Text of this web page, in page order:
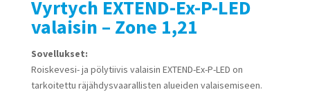
Vyrtych EXTEND-Ex-P-LED
valaisin – Zone 1,21
Sovellukset:
Roiskevesi- ja pölytiivis valaisin EXTEND-Ex-P-LED on
tarkoitettu räjähdysvaarallisten alueiden valaisemiseen.